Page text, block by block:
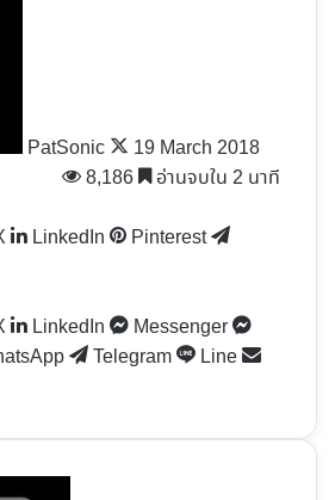
PatSonic
19 March 2018
8,186
อ่านจบใน 2 นาที
LinkedIn
Pinterest
LinkedIn
Messenger
Telegram
Line